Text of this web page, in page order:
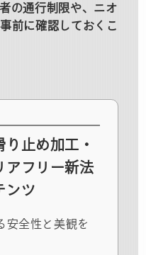
の通行制限や、ニオ
前に確認しておくこ
止め加工・
アフリー新法
ンツ
安全性と美観を